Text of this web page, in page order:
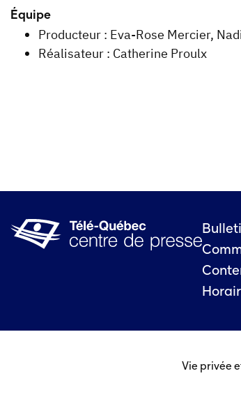
Équipe
Producteur : Eva-Rose Mercier,
Réalisateur : Catherine Proulx
Vie privée